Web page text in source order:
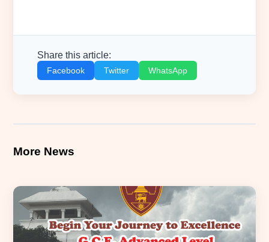
Share this article:
Facebook Twitter WhatsApp
More News